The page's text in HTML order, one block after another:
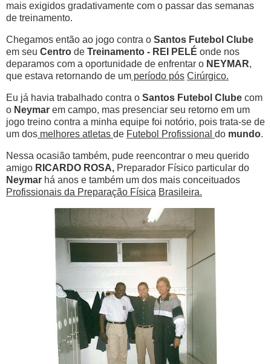
mais exigidos gradativamente com o passar das semanas
de treinamento.
Chegamos então ao jogo contra o Santos Futebol Clube
em seu Centro de Treinamento - REI PELÉ onde nos
deparamos com a oportunidade de enfrentar o NEYMAR,
que estava retornando de um período pós Cirúrgico.
Eu já havia trabalhado contra o Santos Futebol Clube com
o Neymar em campo, mas presenciar seu retorno em um
jogo treino contra a minha equipe foi notório, pois trata-se de
um dos melhores atletas de Futebol Profissional do mundo.
Nessa ocasião também, pude reencontrar o meu querido
amigo RICARDO ROSA, Preparador Físico particular do
Neymar há anos e também um dos mais conceituados
Profissionais da Preparação Física Brasileira.